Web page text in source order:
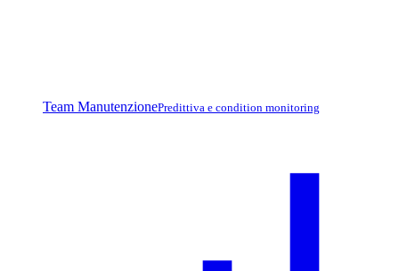
Team ManutenzionePredittiva e condition monitoring